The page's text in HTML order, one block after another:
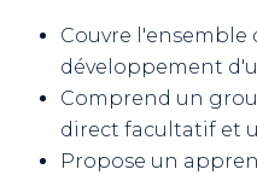
Couvre l'ensemble
développement
Comprend un
direct facultatif et
Propose un